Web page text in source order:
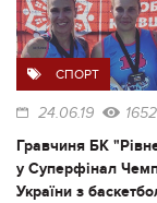
СПОРТ
24.06.19 1652
Гравчиня БК
у Суперфінал
України з